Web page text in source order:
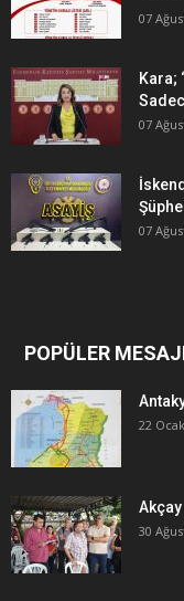
07
Kara;
07
07
POPÜLER
22
Akçay
30